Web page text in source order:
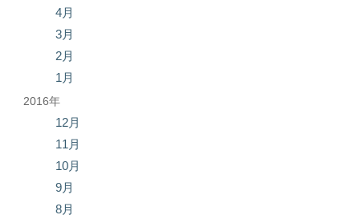
4月
3月
2月
1月
2016年
12月
11月
10月
9月
8月